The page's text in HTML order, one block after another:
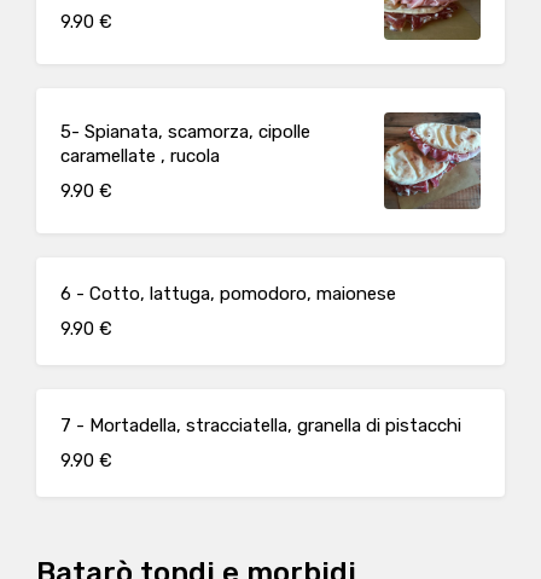
9.90 €
5- Spianata, scamorza, cipolle
caramellate , rucola
9.90 €
6 - Cotto, lattuga, pomodoro, maionese
9.90 €
7 - Mortadella, stracciatella, granella di pistacchi
9.90 €